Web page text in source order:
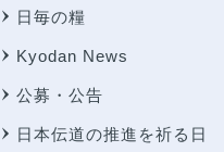
日毎の糧
Kyodan News
公募・公告
日本伝道の推進を祈る日